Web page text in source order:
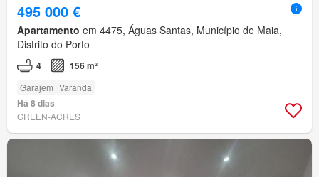
495 000 €
Apartamento em 4475, Águas Santas, Município de Maia,
Distrito do Porto
4 156 m²
Garajem Varanda
Há 8 dias
GREEN-ACRES